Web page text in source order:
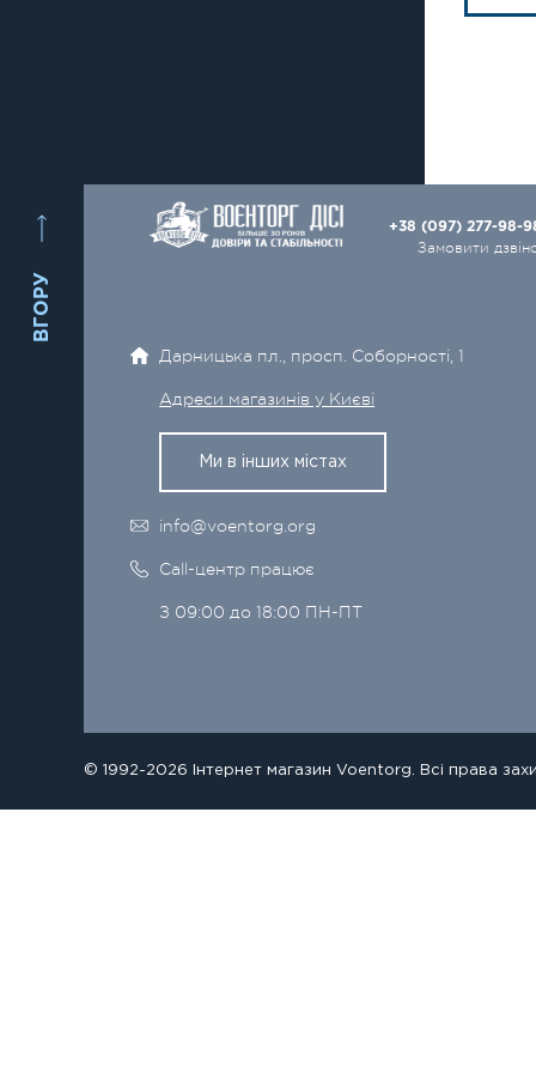
ВГОРУ
+38 (097) 277-98-
Замовити
Дарницька пл., просп. Соборності, 1
Адреси магазинів у Києві
Ми в інших містах
info@voentorg.org
Call-центр працює
З 09:00 до 18:00 ПН-ПТ
© 1992-2026 Інтернет магазин Voentorg. Всі права